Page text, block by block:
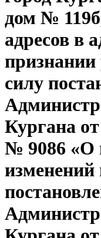
дом №
адресов в
силу
Кургана
№ 9086 «О
изменений